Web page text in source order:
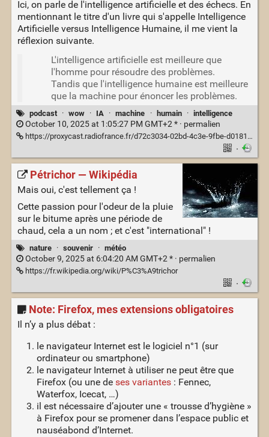
Ici, on parle de l'intelligence artificielle et des échecs. En
mentionnant le titre d'un livre qui s'appelle Intelligence
Artificielle versus Intelligence Humaine, il me vient la
réflexion suivante.
L'intelligence artificielle est meilleure que
l'homme pour résoudre des problèmes.
Tandis que l'intelligence humaine est meilleure
que la machine pour énoncer les problèmes.
podcast · wow · IA · machine · humain · intelligence
October 10, 2025 at 1:05:27 PM GMT+2 * · permalien
https://proxycast.radiofrance.fr/d72c3034-02bd-4c3e-9fbe-d0181492c619/20856-30.09.2025-ITEMA_24242607-2025F38589E0008-NET_MFI_F53229F5-6ECE-40BC-BEE7-8E56666AB7B4-21.mp3
·
Pétrichor — Wikipédia
Mais oui, c'est tellement ça !
Cette passion pour l'odeur de la pluie
sur le bitume après une période de
chaud, cela a un nom ; et c'est "international" !
nature · souvenir · météo
October 9, 2025 at 6:04:20 AM GMT+2 * · permalien
https://fr.wikipedia.org/wiki/P%C3%A9trichor
·
Note: Firefox, mes extensions obligatoires
Il n’y a plus débat :
le navigateur Internet est le logiciel n°1 (sur
ordinateur ou smartphone)
le navigateur Internet à utiliser ne peut être que
Firefox (ou une de ses variantes: Fennec,
Waterfox, Icecat, …)
il est nécessaire d’ajouter une « trousse d’hygiène »
à Firefox pour se promener dans l’espace public et
nauséabond d’Internet.